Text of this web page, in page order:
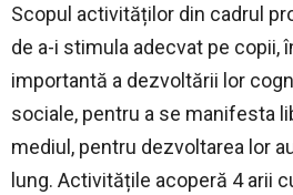
Scopul activităților din cadrul
de a-i stimula adecvat pe copii,
importantă a dezvoltării lor
sociale, pentru a se manifesta
mediul, pentru dezvoltarea lor
lung. Activitățile acoperă 4 arii